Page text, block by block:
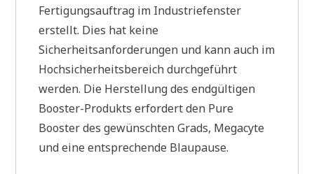
Fertigungsauftrag im Industriefenster
erstellt. Dies hat keine
Sicherheitsanforderungen und kann auch im
Hochsicherheitsbereich durchgeführt
werden. Die Herstellung des endgültigen
Booster-Produkts erfordert den Pure
Booster des gewünschten Grads, Megacyte
und eine entsprechende Blaupause.